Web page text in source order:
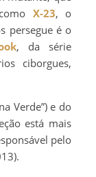
X-23, o
persegue é o
, da série
ciborgues,
Verde”) e do
está mais
pelo